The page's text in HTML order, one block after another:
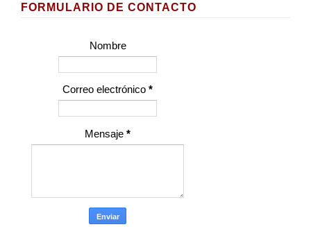
FORMULARIO DE CONTACTO
Nombre
Correo electrónico *
Mensaje *